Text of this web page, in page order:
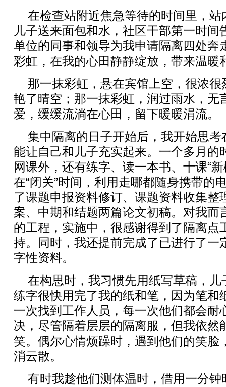
在检查站附近焦急等待的时间里，
儿子送来面包和水，社区干部第一时间
单位的同事和领导为我申请隔离四处奔
彩虹，在我的心田静静绽放，带来温暖
那一抹彩虹，悬在宾馆上空，很浓
艳了晴空；那一抹彩虹，润过雨水，无
爱，缓缓流淌在心田，留下暖暖涓流。
集中隔离的日子开始后，我开始思
能让自己和儿子充实起来。一个多月的
网课外，还有练字、读一本书、十课“
在“闭关”时间，利用走哪都随身携带的
了课题申报资料修订、课题资料收集整
案、中期和结题两篇论文初稿。对我而
的工程，实施中，很感谢得到了隔离点
持。同时，我还提前完成了已进行了一
字性资料。
在构思时，我习惯先用纸写草稿，
练字很快用完了我的纸和笔，因为笔和
一次找到工作人员，每一次他们都会耐
决，尽管隔着层层的隔离服，但我依然
笑。偶尔心情烦躁时，遇到他们的笑脸
消云散。
有时我趁他们测体温时，借用一分